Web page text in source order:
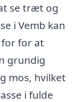
se træt og
i Vemb kan
for at
grundig
mos, hvilket
i fulde